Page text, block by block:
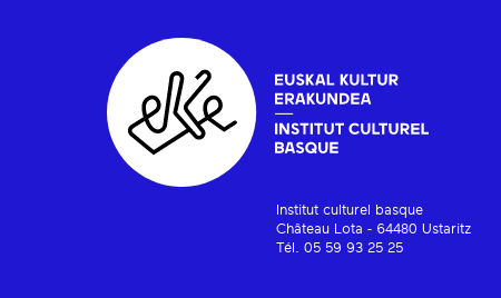
Institut culturel basque
Château Lota - 64480 Ustaritz
Tél. 05 59 93 25 25